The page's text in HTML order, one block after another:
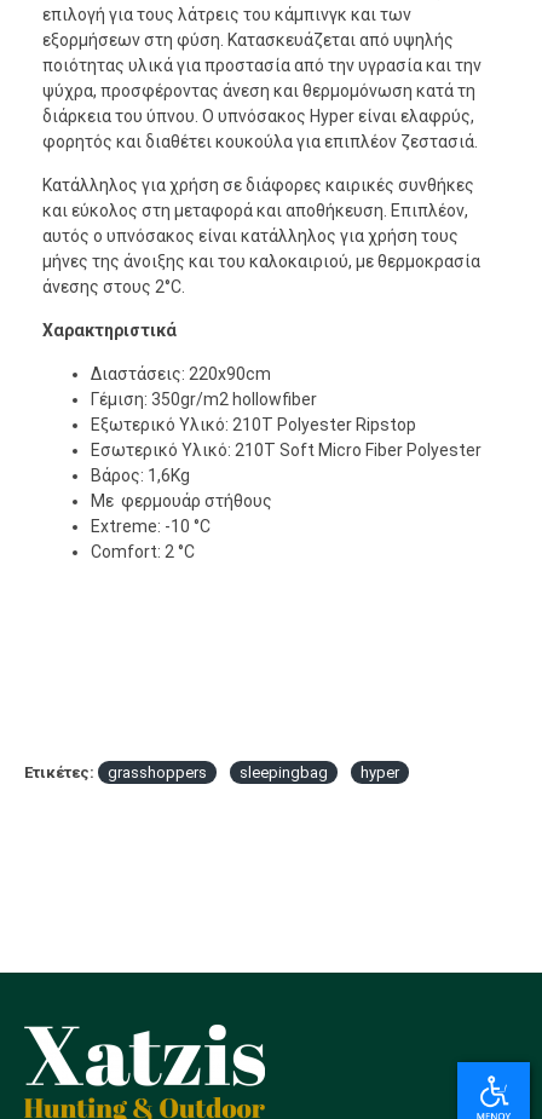
επιλογή για τους λάτρεις του κάμπινγκ και των
εξορμήσεων στη φύση. Κατασκευάζεται από υψηλής
ποιότητας υλικά για προστασία από την υγρασία και την
ψύχρα, προσφέροντας άνεση και θερμομόνωση κατά τη
διάρκεια του ύπνου. Ο υπνόσακος Hyper είναι ελαφρύς,
φορητός και διαθέτει κουκούλα για επιπλέον ζεστασιά.
Κατάλληλος για χρήση σε διάφορες καιρικές συνθήκες
και εύκολος στη μεταφορά και αποθήκευση. Επιπλέον,
αυτός ο υπνόσακος είναι κατάλληλος για χρήση τους
μήνες της άνοιξης και του καλοκαιριού, με θερμοκρασία
άνεσης στους 2°C.
Χαρακτηριστικά
Διαστάσεις: 220x90cm
Γέμιση: 350gr/m2 hollowfiber
Εξωτερικό Υλικό: 210T Polyester Ripstop
Εσωτερικό Υλικό: 210T Soft Micro Fiber Polyester
Βάρος: 1,6Kg
Με φερμουάρ στήθους
Extreme: -10 °C
Comfort: 2 °C
Ετικέτες: grasshoppers sleepingbag hyper